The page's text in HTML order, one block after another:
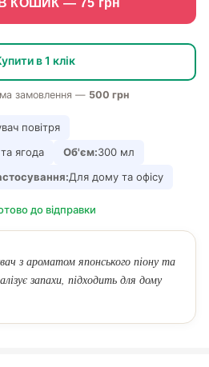
КОШИК — 75 грн
в 1 клік
замовлення — 500 грн
повітря
ягода Об'єм:300 мл
Для дому та офісу
до відправки
з ароматом японського піону та
запахи, підходить для дому